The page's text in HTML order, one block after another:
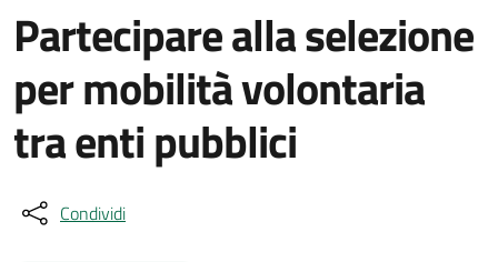
Partecipare alla selezione
per mobilità volontaria
tra enti pubblici
Condividi